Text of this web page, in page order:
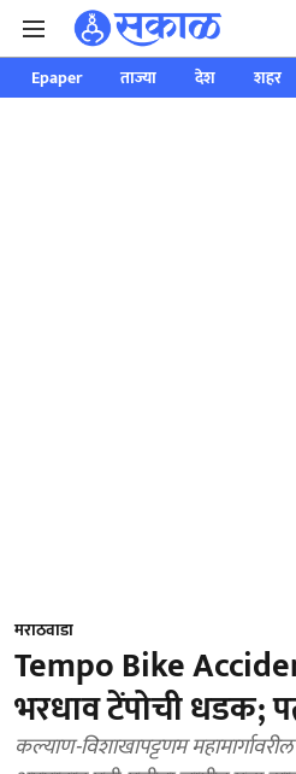
Epaper ताज्या देश शहर
मराठवाडा
Tempo Bike
भरधाव टेंपोची धडक;
कल्याण-विशाखापट्टणम